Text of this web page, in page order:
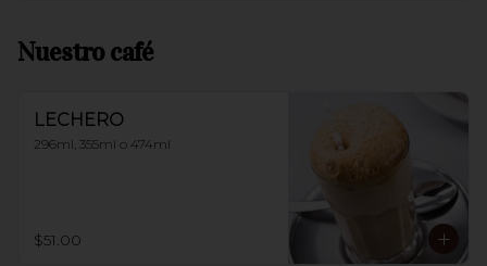
Nuestro café
LECHERO
296ml, 355ml o 474ml
$51.00